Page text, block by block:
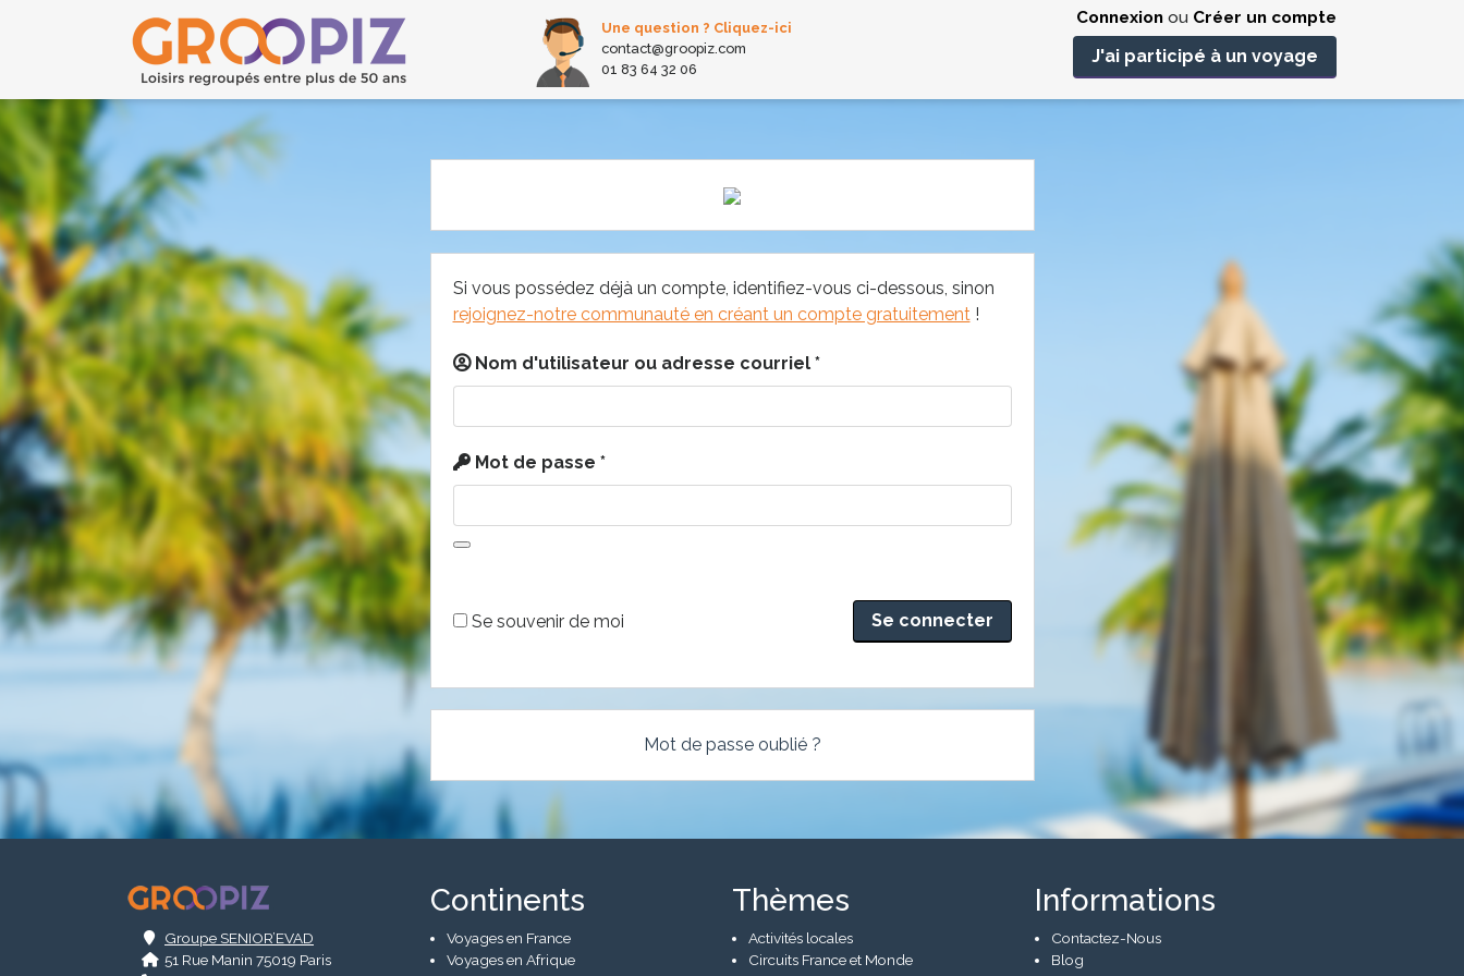
Une question ? Cliquez-ici
contact@groopiz.com
01 83 64 32 06
Connexionou Créer un compte
J'ai participé à un voyage
Si vous possédez déjà un compte, identifiez-vous ci-dessous, sinon
rejoignez-notre communauté en créant un compte gratuitement!
Nom d'utilisateur ou adresse courriel *
Mot de passe *
Alternative:
Se souvenir de moi
Mot de passe oublié ?
Groupe SENIOR’EVAD
51 Rue Manin 75019 Paris
Continents
Voyages en France
Voyages en Afrique
Thèmes
Activités locales
Circuits France et Monde
Informations
Contactez-Nous
Blog